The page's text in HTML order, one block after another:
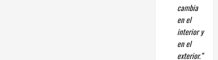
cambia
en el
interior y
en el
exterior.”